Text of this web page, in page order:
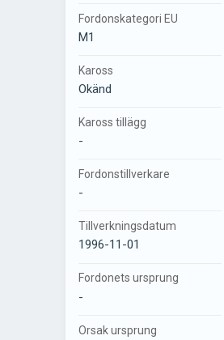
Fordonskategori EU
M1
Kaross
Okänd
Kaross tillägg
-
Fordonstillverkare
-
Tillverkningsdatum
1996-11-01
Fordonets ursprung
-
Orsak ursprung